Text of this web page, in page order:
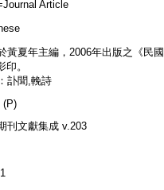
Article
黃夏年主編，2006年出版之《民
。
訃聞,輓詩
(P)
刊文獻集成 v.203